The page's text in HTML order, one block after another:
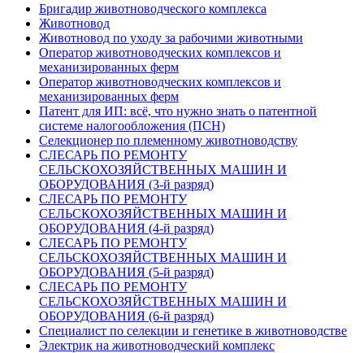
Бригадир животноводческого комплекса
Животновод
Животновод по уходу за рабочими животными
Оператор животноводческих комплексов и
механизированных ферм
Оператор животноводческих комплексов и
механизированных ферм
Патент для ИП: всё, что нужно знать о патентной
системе налогообложения (ПСН)
Селекционер по племенному животноводству
СЛЕСАРЬ ПО РЕМОНТУ
СЕЛЬСКОХОЗЯЙСТВЕННЫХ МАШИН И
ОБОРУДОВАНИЯ (3-й разряд)
СЛЕСАРЬ ПО РЕМОНТУ
СЕЛЬСКОХОЗЯЙСТВЕННЫХ МАШИН И
ОБОРУДОВАНИЯ (4-й разряд)
СЛЕСАРЬ ПО РЕМОНТУ
СЕЛЬСКОХОЗЯЙСТВЕННЫХ МАШИН И
ОБОРУДОВАНИЯ (5-й разряд)
СЛЕСАРЬ ПО РЕМОНТУ
СЕЛЬСКОХОЗЯЙСТВЕННЫХ МАШИН И
ОБОРУДОВАНИЯ (6-й разряд)
Специалист по селекции и генетике в животноводстве
Электрик на животноводческий комплекс